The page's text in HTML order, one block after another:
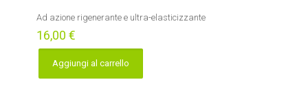
Ad azione rigenerante e ultra-elasticizzante
16,00 €
Aggiungi al carrello